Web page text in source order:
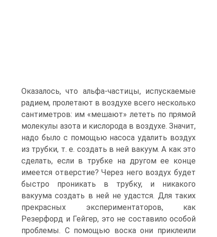
Оказалось, что альфа-частицы, испускаемые
радием, пролетают в воздухе всего несколько
сантиметров: им «мешают» лететь по прямой
молекулы азота и кислорода в воздухе. Значит,
надо было с помощью насоса удалить воздух
из трубки, т. е. создать в ней вакуум. А как это
сделать, если в трубке на другом ее конце
имеется отверстие? Через него воздух будет
быстро проникать в трубку, и никакого
вакуума создать в ней не удастся. Для таких
прекрасных экспериментаторов, как
Резерфорд и Гейгер, это не составило особой
проблемы. С помощью воска они приклеили